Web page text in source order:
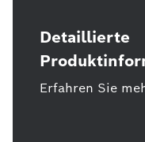
Detaillierte
Erfahren Sie